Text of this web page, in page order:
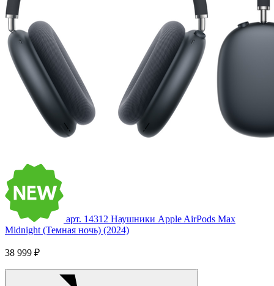
арт. 14312 Наушники Apple AirPods Max
Midnight (Темная ночь) (2024)
38 999 ₽